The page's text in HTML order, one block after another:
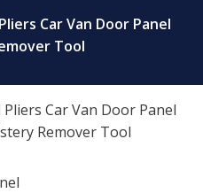
Car Van Door Panel
Tool